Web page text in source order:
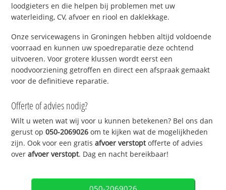
loodgieters en die helpen bij problemen met uw
waterleiding, CV, afvoer en riool en daklekkage.
Onze servicewagens in Groningen hebben altijd voldoende
voorraad en kunnen uw spoedreparatie deze ochtend
uitvoeren. Voor grotere klussen wordt eerst een
noodvoorziening getroffen en direct een afspraak gemaakt
voor de definitieve reparatie.
Offerte of advies nodig?
Wilt u weten wat wij voor u kunnen betekenen? Bel ons dan
gerust op050-2069026 om te kijken wat de mogelijkheden
zijn. Ook voor een gratisafvoer verstoptofferte of advies
overafvoer verstopt. Dag en nacht bereikbaar!